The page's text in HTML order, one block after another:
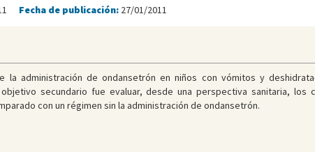
Fecha de publicación: 27/01/2011
administración de ondansetrón en niños con vómitos y
objetivo secundario fue evaluar, desde una perspectiva sanitaria, los
con un régimen sin la administración de ondansetrón.